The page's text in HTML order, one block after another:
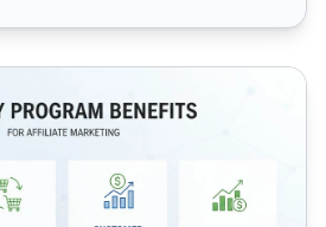
un programma fedeltà nel